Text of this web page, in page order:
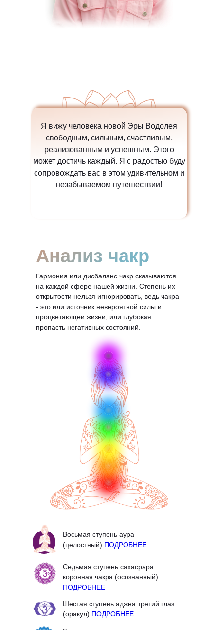
Я вижу человека новой Эры Водолея
свободным, сильным, счастливым,
реализованным и успешным. Этого
может достичь каждый. Я с радостью буду
сопровождать вас в этом удивительном и
незабываемом путешествии!
Гармония или дисбаланс чакр сказываются
на каждой сфере нашей жизни. Степень их
открытости нельзя игнорировать, ведь чакра
- это или источник невероятной силы и
процветающей жизни, или глубокая
пропасть негативных состояний.
Анализ чакр
Шестая ступень аджна третий глаз
(оракул) ПОДРОБНЕЕ
Cедьмая ступень сахасрара
коронная чакра (осознанный)
ПОДРОБНЕЕ
Восьмая ступень аура
(целостный) ПОДРОБНЕЕ